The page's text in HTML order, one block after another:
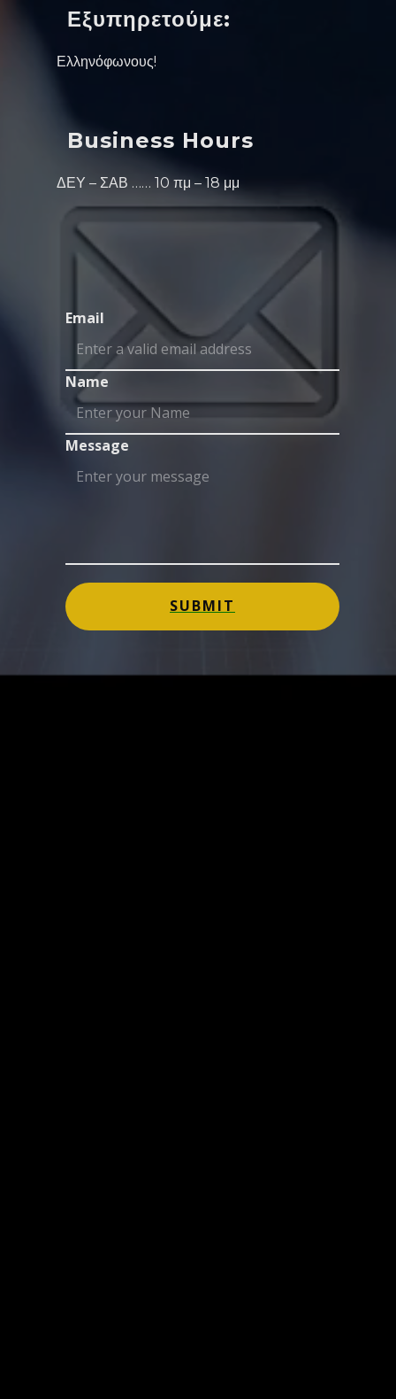
Εξυπηρετούμε:
Ελληνόφωνους!
Business Hours
ΔΕΥ – ΣΑΒ …… 10 πμ – 18 μμ
Email
Name
Message
SUBMIT